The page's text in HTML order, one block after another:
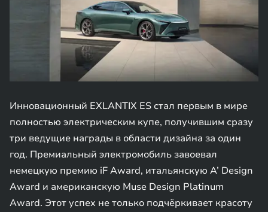
Инновационный EXLANTIX ES стал первым в мире
полностью электрическим купе, получившим сразу
три ведущие награды в области дизайна за один
год. Премиальный электромобиль завоевал
немецкую премию iF Award, итальянскую A’ Design
Award и американскую Muse Design Platinum
Award. Этот успех не только подчёркивает красоту